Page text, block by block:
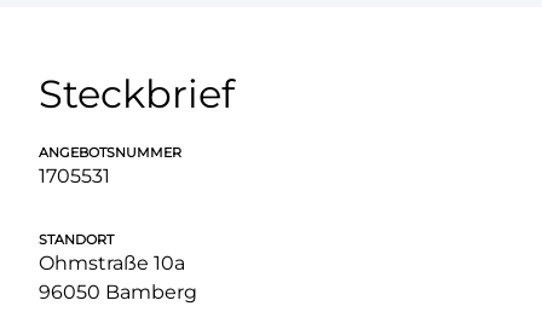
Steckbrief
ANGEBOTSNUMMER
1705531
STANDORT
Ohmstraße 10a
96050 Bamberg